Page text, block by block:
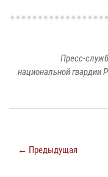
Пресс-
национальной гвардии
← Предыдущая